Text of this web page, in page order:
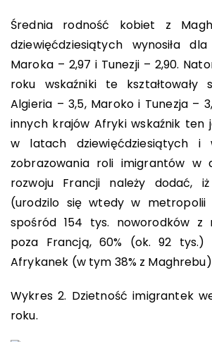
Średnia rodność kobiet z
dziewięćdziesiątych wynosiła
Maroka – 2,97 i Tunezji – 2,90.
roku wskaźniki te kształtowały
Algieria – 3,5, Maroko i Tunezja –
innych krajów Afryki wskaźnik ten
w latach dziewięćdziesiątych i
zobrazowania roli imigrantów w
rozwoju Francji należy dodać,
(urodzilo się wtedy w metropolii
spośród 154 tys. noworodków z
poza Francją, 60% (ok. 92 tys.)
Afrykanek (w tym 38% z Maghrebu)
Wykres 2. Dzietność imigrantek
roku.